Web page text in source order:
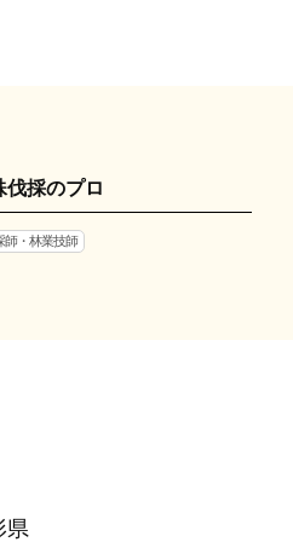
伐採のプロ
師・林業技師
県